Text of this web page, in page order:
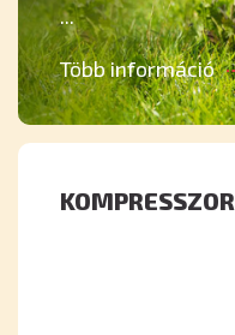
...
Több információ
KOMPRESSZOR